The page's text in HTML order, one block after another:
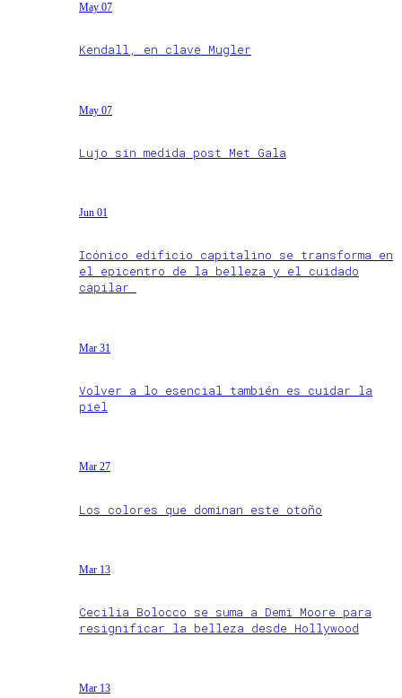
May 07
Kendall, en clave Mugler
May 07
Lujo sin medida post Met Gala
Jun 01
Icónico edificio capitalino se transforma en
el epicentro de la belleza y el cuidado
capilar
Mar 31
Volver a lo esencial también es cuidar la
piel
Mar 27
Los colores que dominan este otoño
Mar 13
Cecilia Bolocco se suma a Demi Moore para
resignificar la belleza desde Hollywood
Mar 13